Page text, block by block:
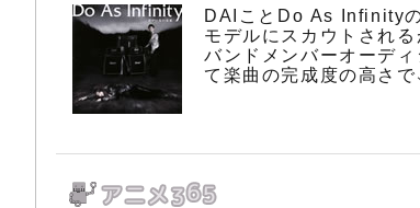
DAIことDo As Infinityの
モデルにスカウトされ
バンドメンバーオーデ
て楽曲の完成度の高さで